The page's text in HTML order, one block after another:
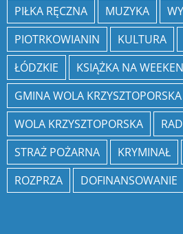
PIŁKA RĘCZNA
MUZYKA
PIOTRKOWIANIN
KULTURA
ŁÓDZKIE
KSIĄŻKA NA
GMINA WOLA KRZYSZTOPORSKA
WOLA KRZYSZTOPORSKA
STRAŻ POŻARNA
KRYMINAŁ
ROZPRZA
DOFINANSOWANIE